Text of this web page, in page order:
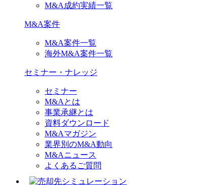
M&A成約実績一覧
M&A案件
M&A案件一覧
海外M&A案件一覧
セミナー・ナレッジ
セミナー
M&Aとは
事業承継とは
資料ダウンロード
M&Aマガジン
業界別のM&A動向
M&Aニュース
よくあるご質問